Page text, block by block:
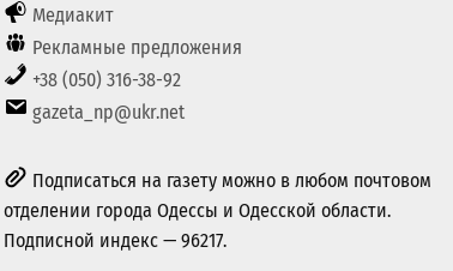
Медиакит
Рекламные предложения
+38 (050) 316-38-92
gazeta_np@ukr.net
Подписаться на газету можно в любом почтовом
отделении города Одессы и Одесской области.
Подписной индекс — 96217.